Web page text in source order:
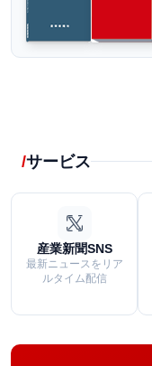
サービス
産業新聞SNS
最新ニュースをリア
ルタイム配信